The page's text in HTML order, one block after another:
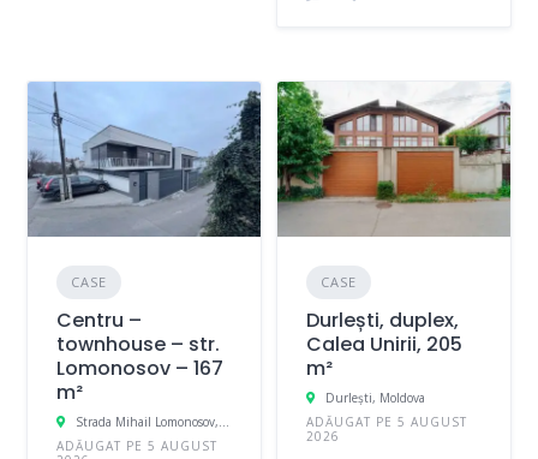
CASE
Centru –
townhouse – str.
Lomonosov – 167
m²
Strada Mihail Lomonosov, Chișinău, Moldova
ADĂUGAT PE 5 AUGUST
CASE
Durlești, duplex,
Calea Unirii, 205
m²
Durleşti, Moldova
ADĂUGAT PE 5 AUGUST
2026